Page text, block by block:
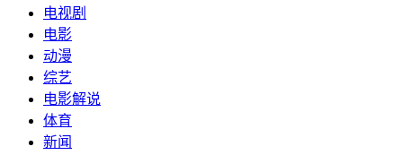
电视剧
电影
动漫
综艺
电影解说
体育
新闻